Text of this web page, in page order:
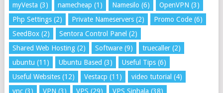
myVesta (3) namecheap (1) Namesilo (6) OpenVPN (3)
Php Settings(2) Private Nameservers(2) Promo Code(6)
SeedBox(2) Sentora Control Panel (2)
Shared Web Hosting(2) Software(9) truecaller(2)
ubuntu (11) Ubuntu Based (3) Useful Tips(6)
Useful Websites(12) Vestacp (11) video tutorial (4)
vnc(3) VPN (3) VPS (29) VPS Sinhala (38)